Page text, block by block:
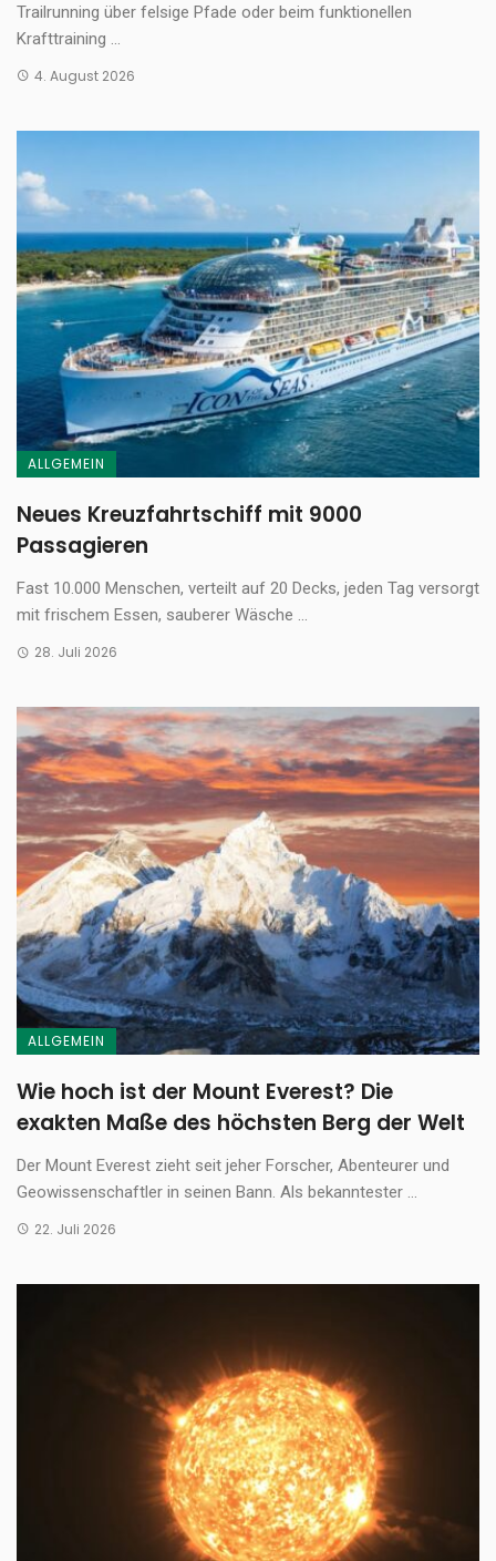
Trailrunning über felsige Pfade oder beim funktionellen
Krafttraining ...
4. August 2026
ALLGEMEIN
Neues Kreuzfahrtschiff mit 9000
Passagieren
Fast 10.000 Menschen, verteilt auf 20 Decks, jeden Tag versorgt
mit frischem Essen, sauberer Wäsche ...
28. Juli 2026
ALLGEMEIN
Wie hoch ist der Mount Everest? Die
exakten Maße des höchsten Berg der Welt
Der Mount Everest zieht seit jeher Forscher, Abenteurer und
Geowissenschaftler in seinen Bann. Als bekanntester ...
22. Juli 2026